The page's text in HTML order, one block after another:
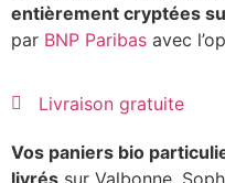
entièrement cryptées
par BNP Paribas avec
Livraison gratuite
Vos paniers bio